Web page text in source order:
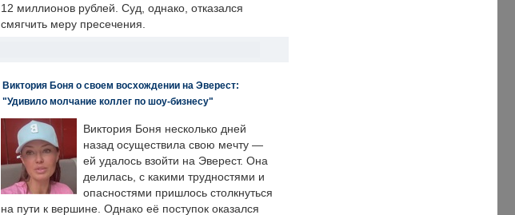
12 миллионов рублей. Суд, однако, отказался
смягчить меру пресечения.
Виктория Боня о своем восхождении на Эверест:
"Удивило молчание коллег по шоу-бизнесу"
Виктория Боня несколько дней
назад осуществила свою мечту —
ей удалось взойти на Эверест. Она
делилась, с какими трудностями и
опасностями пришлось столкнуться
на пути к вершине. Однако её поступок оказался